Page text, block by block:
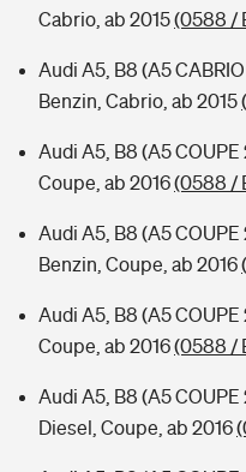
Cabrio, ab 2015(0588 /
Audi A5, B8 (A5
Benzin, Cabrio, ab 2015
Audi A5, B8 (A5 COUPE
Coupe, ab 2016(0588 /
Audi A5, B8 (A5 COUPE
Benzin, Coupe, ab 2016
Audi A5, B8 (A5 COUPE
Coupe, ab 2016(0588 /
Audi A5, B8 (A5 COUPE
Diesel, Coupe, ab 2016